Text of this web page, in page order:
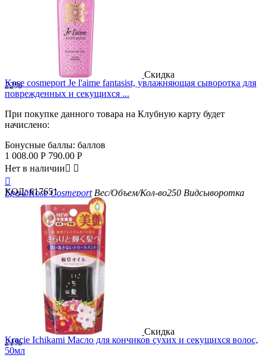
Скидка
22%
Kose cosmeport Je l'aime fantasist, увлажняющая сыворотка для
поврежденных и секущихся ...
При покупке данного товара на Клубную карту будет
начислено:
Бонусные баллы: баллов
1 008.00 Р 790.00 Р
Нет в наличии 

БрендKose Cosmeport Вес/Объем/Кол-во250 Видсыворотка
КОД: 617651
Скидка
21%
Kracie Ichikami Масло для кончиков сухих и секущихся волос,
50мл